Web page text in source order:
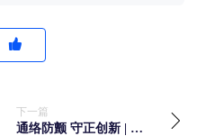
下一篇
通络防颤 守正创新 | 以